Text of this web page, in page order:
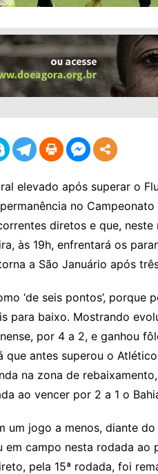
elevado após superar o
no
diretos e que,
às 19h, enfrentará os
a São Januário após
‘de seis pontos’, porque
para baixo. Mostrando
por 4 a 2, e ganhou
antes superou o
na zona de
ao vencer por 2 a 1 o
um jogo a menos, diante
campo nesta rodada ao
pela 15ª rodada, foi